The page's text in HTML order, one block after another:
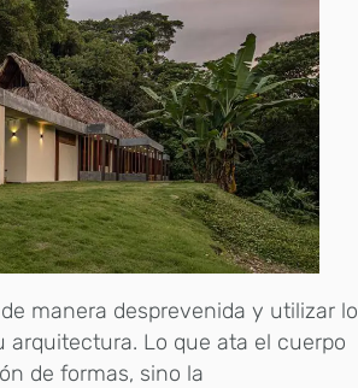
manera desprevenida y utilizar lo
Lo que ata el cuerpo
de formas, sino la